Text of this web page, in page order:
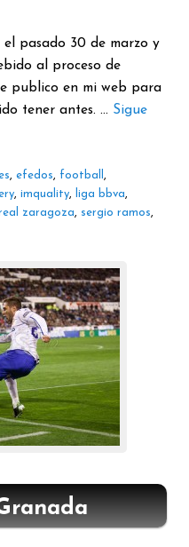
pasado 30 de marzo y
al proceso de
publico en mi web para
tener antes. … Sigue
, efedos, football ,
, imquality, liga bbva,
zaragoza, sergio ramos,